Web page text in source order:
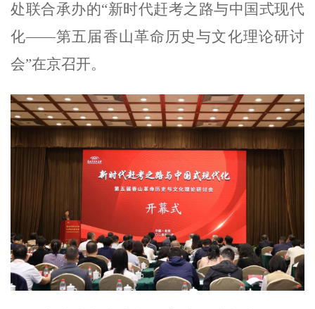
处联合承办的“新时代赶考之路与中国式现代
化——第五届香山革命历史与文化理论研讨
会”在京召开。